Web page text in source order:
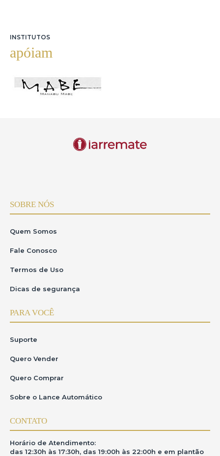
INSTITUTOS
apóiam
SOBRE NÓS
Quem Somos
Fale Conosco
Termos de Uso
Dicas de segurança
PARA VOCÊ
Suporte
Quero Vender
Quero Comprar
Sobre o Lance Automático
CONTATO
Horário de Atendimento:
das 12:30h às 17:30h, das 19:00h às 22:00h e em plantão